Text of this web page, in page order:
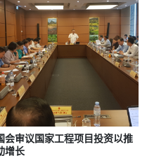
会审议国家工程项目投资以推
增长